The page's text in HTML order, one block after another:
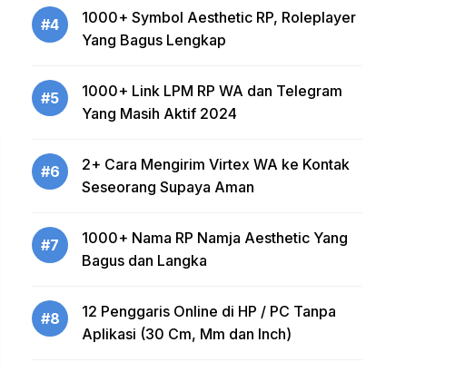
#4
1000+ Symbol Aesthetic RP, Roleplayer
Yang Bagus Lengkap
#5
1000+ Link LPM RP WA dan Telegram
Yang Masih Aktif 2024
#6
2+ Cara Mengirim Virtex WA ke Kontak
Seseorang Supaya Aman
#7
1000+ Nama RP Namja Aesthetic Yang
Bagus dan Langka
#8
12 Penggaris Online di HP / PC Tanpa
Aplikasi (30 Cm, Mm dan Inch)